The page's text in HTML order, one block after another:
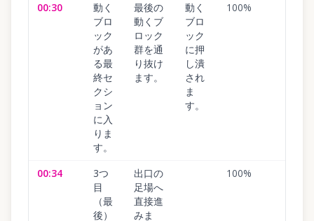
00:30
動く
ブロ
ック
があ
る最
終セ
クシ
ョン
に入
りま
す。
最後の
動くブ
ロック
群を通
り抜け
ます。
動く
ブロ
ック
に押
し潰
され
ま
す。
100%
00:34
3つ
目
（最
後）
出口の
足場へ
直接進
みま
100%